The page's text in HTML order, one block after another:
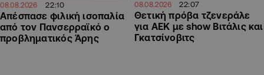
08.08.2026 22:10
Απέσπασε φιλική ισοπαλία
από τον Πανσερραϊκό ο
προβληματικός Άρης
08.08.2026 22:07
Θετική πρόβα τζενεράλε
για ΑΕΚ με show Βιτάλις και
Γκατσίνοβιτς